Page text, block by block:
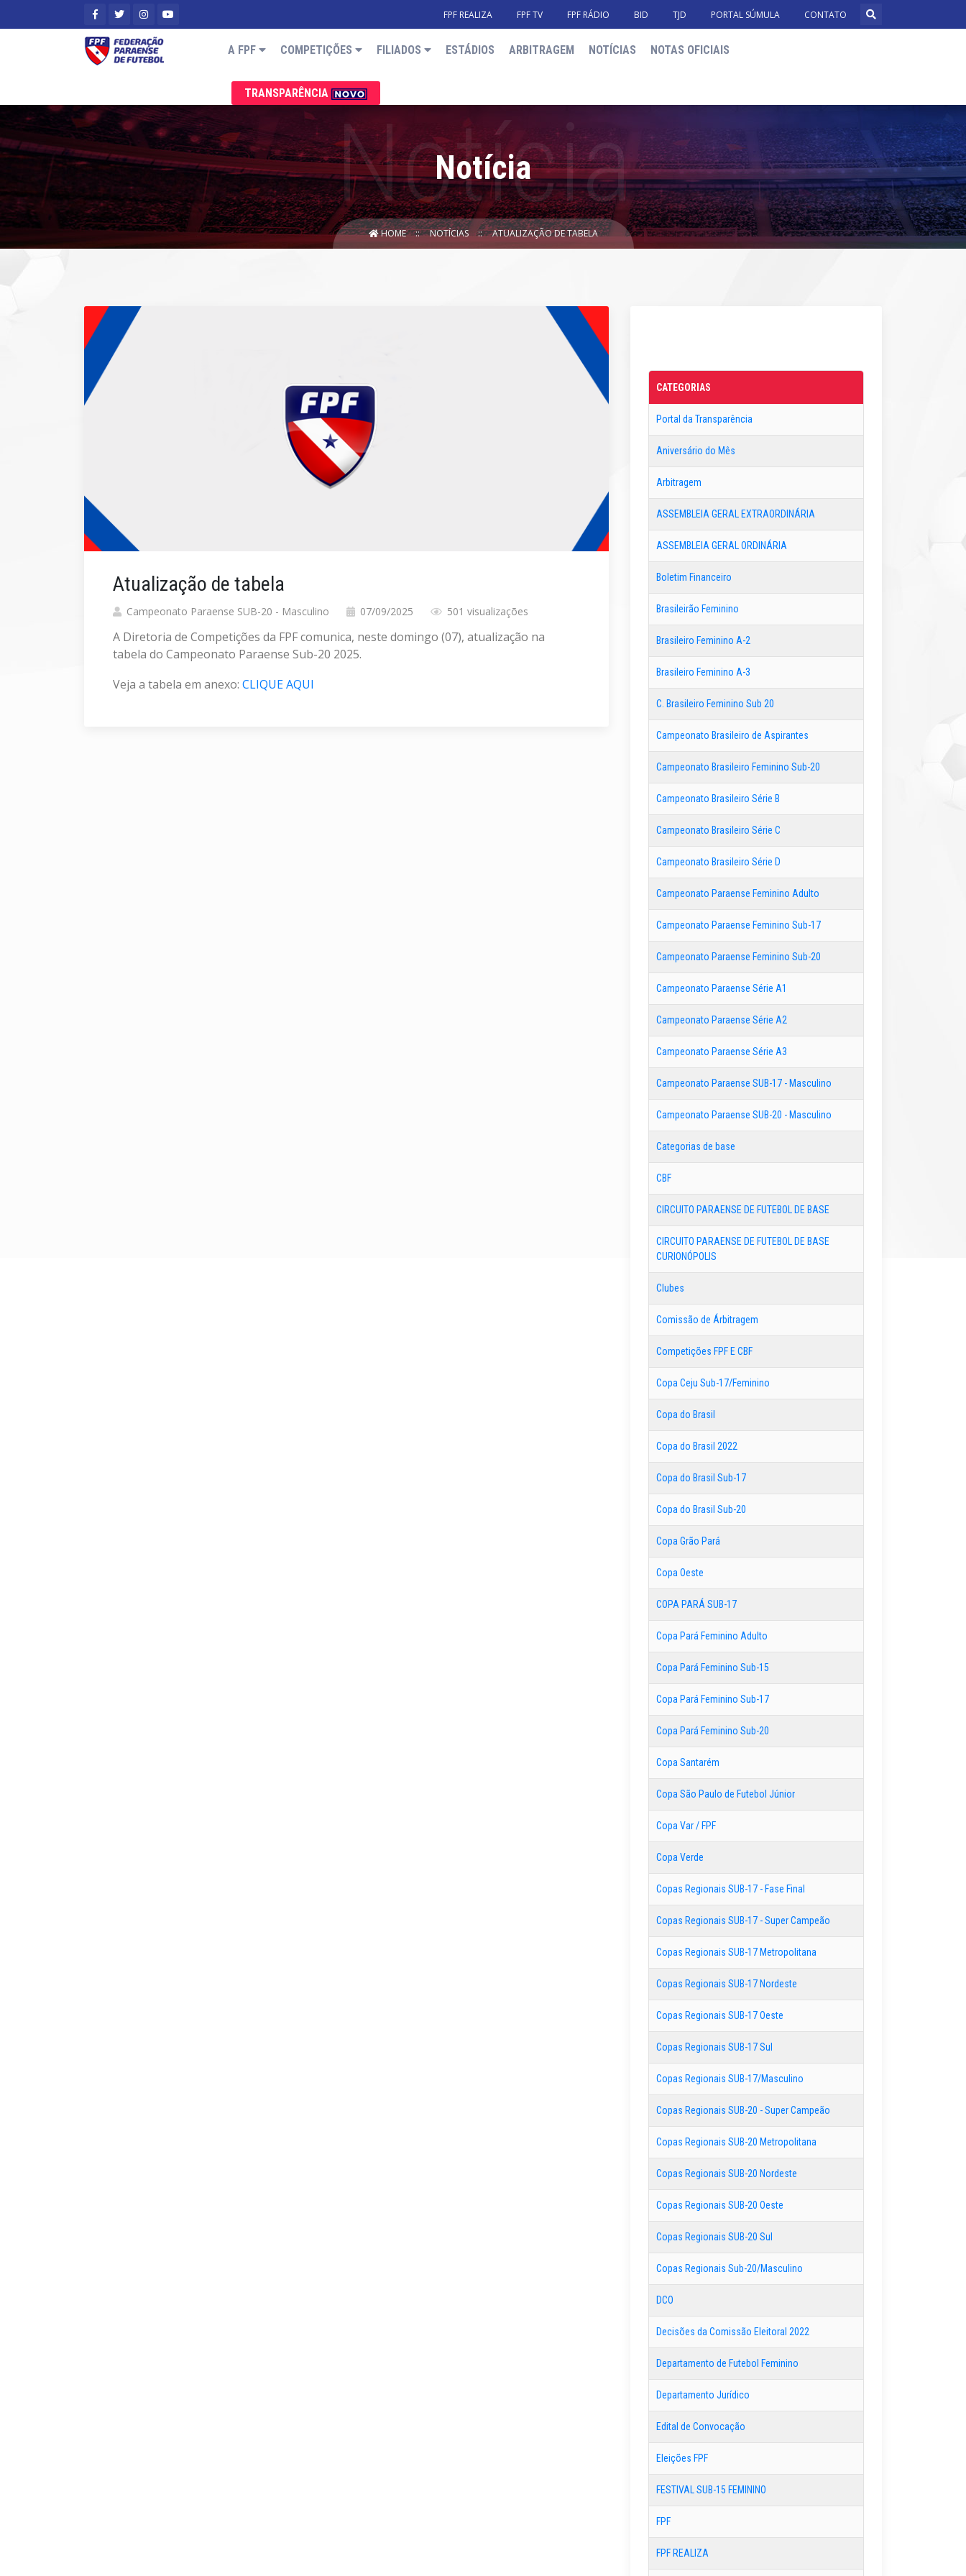
FPF REALIZA FPF TV FPF RÁDIO BID TJD PORTAL SÚMULA CONTATO
A FPF COMPETIÇÕES FILIADOS ESTÁDIOS ARBITRAGEM NOTÍCIAS NOTAS OFICIAIS
TRANSPARÊNCIA
Notícia
HOME NOTÍCIAS ATUALIZAÇÃO DE TABELA
Atualização de tabela
Campeonato Paraense SUB-20 - Masculino 07/09/2025 501 visualizações
A Diretoria de Competições da FPF comunica, neste domingo (07), atualização na
tabela do Campeonato Paraense Sub-20 2025.
Veja a tabela em anexo: CLIQUE AQUI
CATEGORIAS
Portal da Transparência
Aniversário do Mês
Arbitragem
ASSEMBLEIA GERAL EXTRAORDINÁRIA
ASSEMBLEIA GERAL ORDINÁRIA
Boletim Financeiro
Brasileirão Feminino
Brasileiro Feminino A-2
Brasileiro Feminino A-3
C. Brasileiro Feminino Sub 20
Campeonato Brasileiro de Aspirantes
Campeonato Brasileiro Feminino Sub-20
Campeonato Brasileiro Série B
Campeonato Brasileiro Série C
Campeonato Brasileiro Série D
Campeonato Paraense Feminino Adulto
Campeonato Paraense Feminino Sub-17
Campeonato Paraense Feminino Sub-20
Campeonato Paraense Série A1
Campeonato Paraense Série A2
Campeonato Paraense Série A3
Campeonato Paraense SUB-17 - Masculino
Campeonato Paraense SUB-20 - Masculino
Categorias de base
CBF
CIRCUITO PARAENSE DE FUTEBOL DE BASE
CIRCUITO PARAENSE DE FUTEBOL DE BASE
CURIONÓPOLIS
Clubes
Comissão de Árbitragem
Competições FPF E CBF
Copa Ceju Sub-17/Feminino
Copa do Brasil
Copa do Brasil 2022
Copa do Brasil Sub-17
Copa do Brasil Sub-20
Copa Grão Pará
Copa Oeste
COPA PARÁ SUB-17
Copa Pará Feminino Adulto
Copa Pará Feminino Sub-15
Copa Pará Feminino Sub-17
Copa Pará Feminino Sub-20
Copa Santarém
Copa São Paulo de Futebol Júnior
Copa Var / FPF
Copa Verde
Copas Regionais SUB-17 - Fase Final
Copas Regionais SUB-17 - Super Campeão
Copas Regionais SUB-17 Metropolitana
Copas Regionais SUB-17 Nordeste
Copas Regionais SUB-17 Oeste
Copas Regionais SUB-17 Sul
Copas Regionais SUB-17/Masculino
Copas Regionais SUB-20 - Super Campeão
Copas Regionais SUB-20 Metropolitana
Copas Regionais SUB-20 Nordeste
Copas Regionais SUB-20 Oeste
Copas Regionais SUB-20 Sul
Copas Regionais Sub-20/Masculino
DCO
Decisões da Comissão Eleitoral 2022
Departamento de Futebol Feminino
Departamento Jurídico
Edital de Convocação
Eleições FPF
FESTIVAL SUB-15 FEMININO
FPF
FPF REALIZA